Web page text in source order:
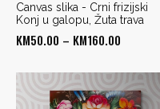
Canvas slika - Crni frizijski
Konj u galopu, Žuta trava
KM50.00 – KM160.00
KM50.00
through